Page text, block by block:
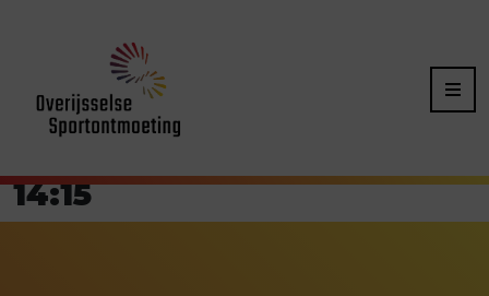
14:15